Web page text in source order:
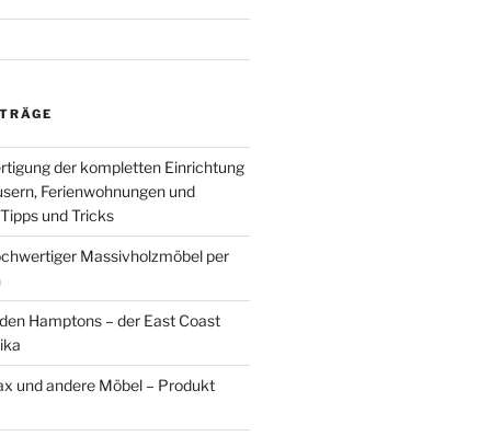
der kompletten Einrichtung
Ferienwohnungen und
und Tricks
Massivholzmöbel per
Hamptons – der East Coast
und andere Möbel – Produkt